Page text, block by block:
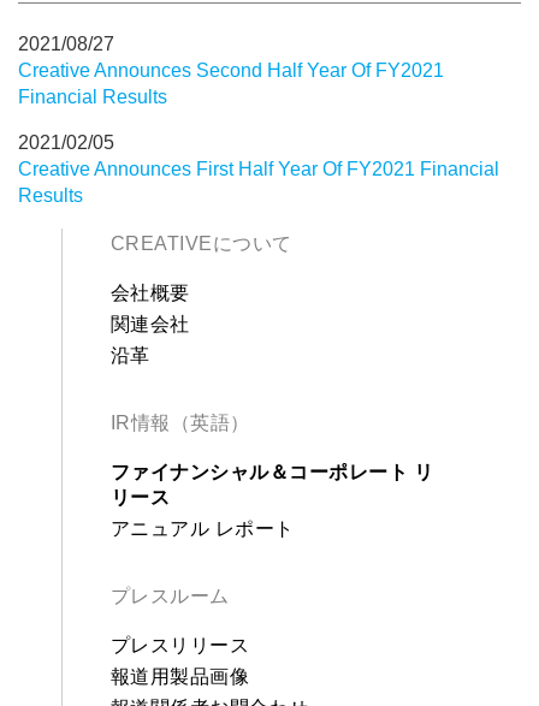
2021/08/27
Creative Announces Second Half Year Of FY2021
Financial Results
2021/02/05
Creative Announces First Half Year Of FY2021 Financial
Results
CREATIVEについて
会社概要
関連会社
沿革
IR情報（英語）
ファイナンシャル＆コーポレート リ
リース
アニュアル レポート
プレスルーム
プレスリリース
報道用製品画像